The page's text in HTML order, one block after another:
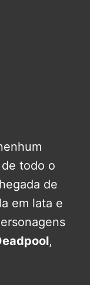
todo o
de
em lata e
,